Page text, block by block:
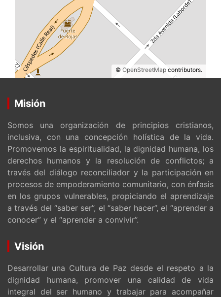
© OpenStreetMap contributors.
Misión
Somos una organización de principios cristianos,
inclusiva, con una concepción holística de la vida.
Promovemos la espiritualidad, la dignidad humana, los
derechos humanos y la resolución de conflictos; a
través del diálogo reconciliador y la participación en
procesos de empoderamiento comunitario, con énfasis
en los grupos vulnerables, propiciando el aprendizaje
a través del “saber ser”, el “saber hacer”, el “aprender a
conocer” y el “aprender a convivir”.
Visión
Desarrollar una Cultura de Paz desde el respeto a la
dignidad humana, promover una calidad de vida
integral del ser humano y trabajar para acompañar